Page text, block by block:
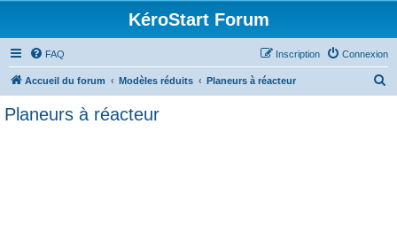
KéroStart Forum
FAQ Connexion
Inscription
Accueil du forum Modèles réduits Planeurs à réacteur
Planeurs à réacteur